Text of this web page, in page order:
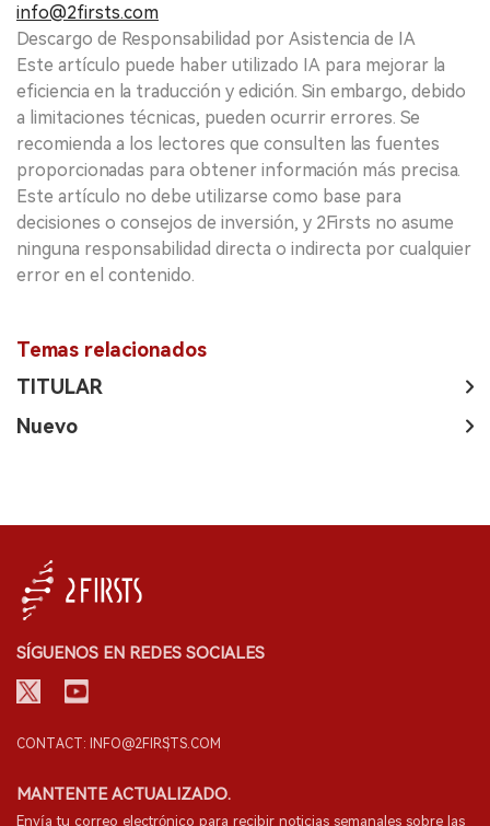
info@2firsts.com
Descargo de Responsabilidad por Asistencia de IA
Este artículo puede haber utilizado IA para mejorar la
eficiencia en la traducción y edición. Sin embargo, debido
a limitaciones técnicas, pueden ocurrir errores. Se
recomienda a los lectores que consulten las fuentes
proporcionadas para obtener información más precisa.
Este artículo no debe utilizarse como base para
decisiones o consejos de inversión, y 2Firsts no asume
ninguna responsabilidad directa o indirecta por cualquier
error en el contenido.
Temas relacionados
TITULAR
Nuevo
SÍGUENOS EN REDES SOCIALES
CONTACT: INFO@2FIRSTS.COM
MANTENTE ACTUALIZADO.
Envía tu correo electrónico para recibir noticias semanales sobre las